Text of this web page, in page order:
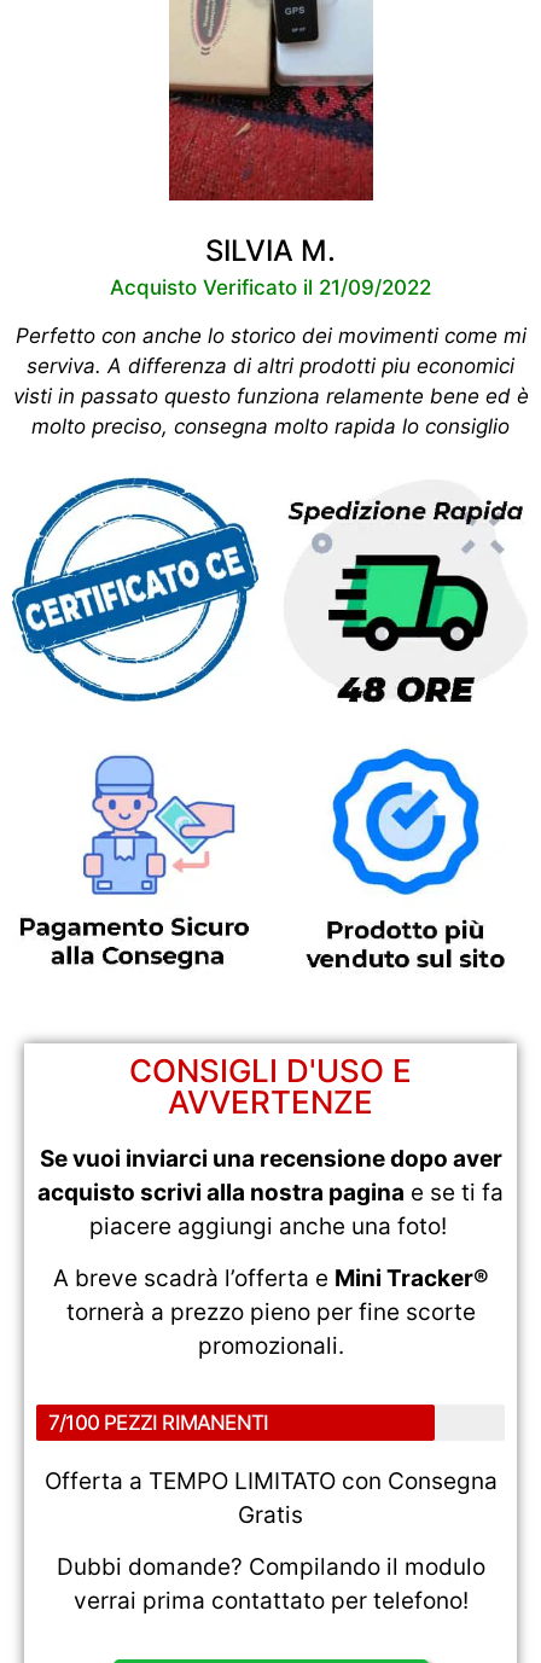
SILVIA M.
Acquisto Verificato il 21/09/2022
Perfetto con anche lo storico dei movimenti come mi
serviva. A differenza di altri prodotti piu economici
visti in passato questo funziona relamente bene ed è
molto preciso, consegna molto rapida lo consiglio
CONSIGLI D'USO E
AVVERTENZE
Se vuoi inviarci una recensione dopo aver
acquisto scrivi alla nostra pagina e se ti fa
piacere aggiungi anche una foto!
A breve scadrà l’offerta e Mini Tracker®
tornerà a prezzo pieno per fine scorte
promozionali.
7/100 PEZZI RIMANENTI
Offerta a TEMPO LIMITATO con Consegna
Gratis
Dubbi domande? Compilando il modulo
verrai prima contattato per telefono!